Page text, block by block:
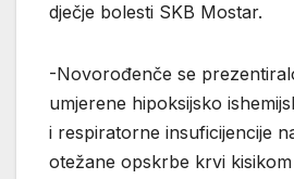
dječje bolesti SKB Mostar.
-Novorođenče se
umjerene hipoksijsko
i respiratorne insuficijencije
otežane opskrbe krvi